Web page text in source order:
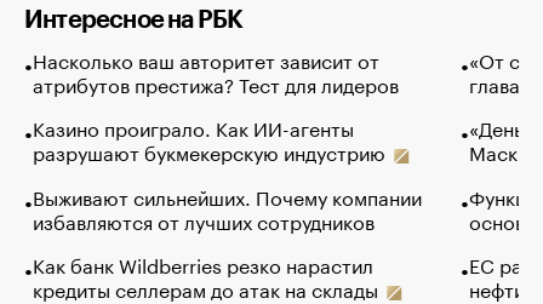
Интересное на РБК
Насколько ваш авторитет зависит от
атрибутов престижа? Тест для лидеров
Казино проиграло. Как ИИ-агенты
разрушают букмекерскую индустрию
Выживают сильнейших. Почему компании
избавляются от лучших сотрудников
Как банк Wildberries резко нарастил
кредиты селлерам до атак на склады
«От
глава
Маск в
основ
ЕС
нефти